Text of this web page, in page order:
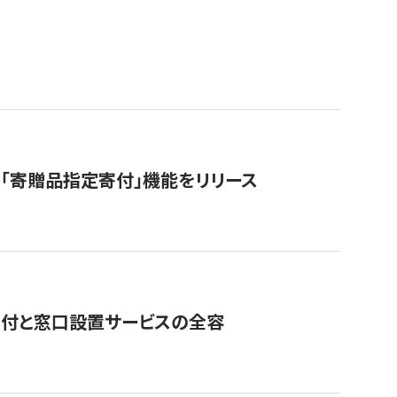
贈品指定寄付」機能をリリース
と窓口設置サービスの全容